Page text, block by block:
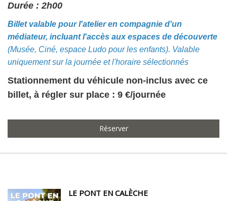
Durée : 2h00
Billet valable pour l'atelier en compagnie d'un
médiateur, incluant l'accès aux espaces de découverte
(Musée, Ciné, espace Ludo pour les enfants). Valable
uniquement sur la journée et l'horaire sélectionnés
Stationnement du véhicule non-inclus avec ce
billet, à régler sur place : 9 €/journée
Réserver
LE PONT EN CALÈCHE